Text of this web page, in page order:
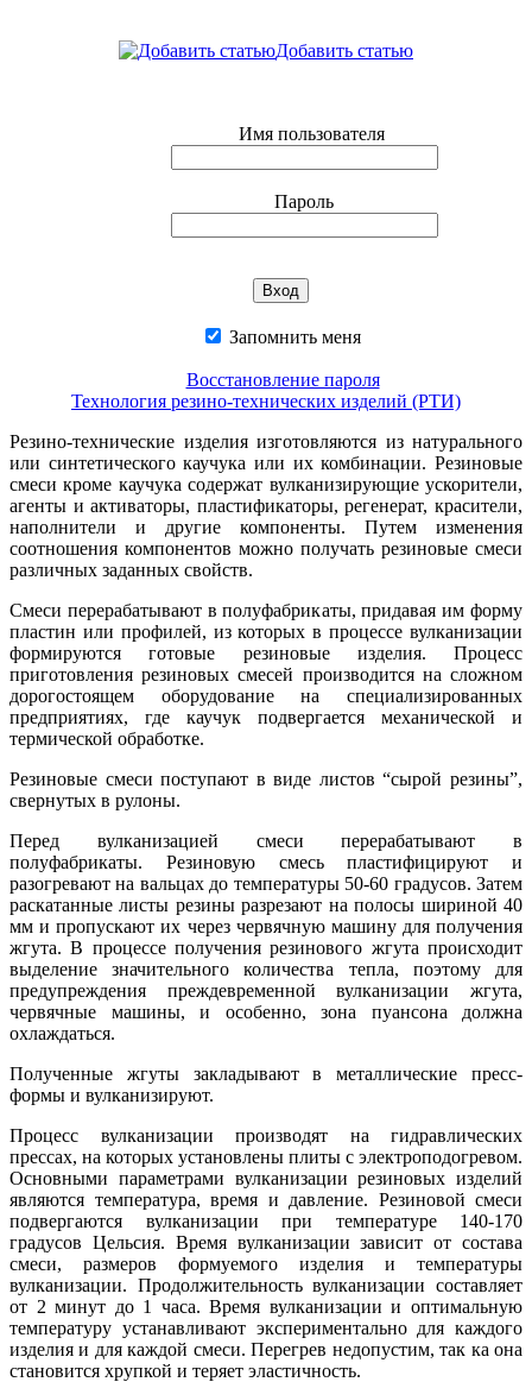
Добавить статью
Имя пользователя
Пароль
Запомнить меня
Восстановление пароля
Технология резино-технических изделий (РТИ)
Резино-технические изделия изготовляются из натурального
или синтетического каучука или их комбинации. Резиновые
смеси кроме каучука содержат вулканизирующие ускорители,
агенты и активаторы, пластификаторы, регенерат, красители,
наполнители и другие компоненты. Путем изменения
соотношения компонентов можно получать резиновые смеси
различных заданных свойств.
Смеси перерабатывают в полуфабрикаты, придавая им форму
пластин или профилей, из которых в процессе вулканизации
формируются готовые резиновые изделия. Процесс
приготовления резиновых смесей производится на сложном
дорогостоящем оборудование на специализированных
предприятиях, где каучук подвергается механической и
термической обработке.
Резиновые смеси поступают в виде листов “сырой резины”,
свернутых в рулоны.
Перед вулканизацией смеси перерабатывают в
полуфабрикаты. Резиновую смесь пластифицируют и
разогревают на вальцах до температуры 50-60 градусов. Затем
раскатанные листы резины разрезают на полосы шириной 40
мм и пропускают их через червячную машину для получения
жгута. В процессе получения резинового жгута происходит
выделение значительного количества тепла, поэтому для
предупреждения преждевременной вулканизации жгута,
червячные машины, и особенно, зона пуансона должна
охлаждаться.
Полученные жгуты закладывают в металлические пресс-
формы и вулканизируют.
Процесс вулканизации производят на гидравлических
прессах, на которых установлены плиты с электроподогревом.
Основными параметрами вулканизации резиновых изделий
являются температура, время и давление. Резиновой смеси
подвергаются вулканизации при температуре 140-170
градусов Цельсия. Время вулканизации зависит от состава
смеси, размеров формуемого изделия и температуры
вулканизации. Продолжительность вулканизации составляет
от 2 минут до 1 часа. Время вулканизации и оптимальную
температуру устанавливают экспериментально для каждого
изделия и для каждой смеси. Перегрев недопустим, так ка она
становится хрупкой и теряет эластичность.